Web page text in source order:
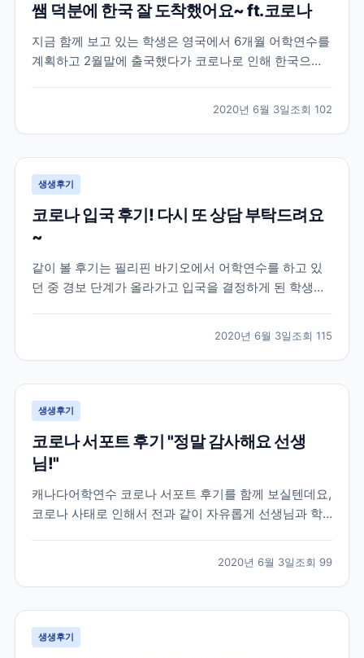
쌤 덕분에 한국 잘 도착했어요~ ft.코로나
지금 함께 보고 있는 학생은 영국에서 6개월 어학연수를
계획하고 2월말에 출국했다가 코로나로 인해 한국으로
으로 아무래도 시기가 시기인지라 돌아오는 항공편을 구
하기 어렵다보니 브레이크에듀 쌤에게 항공권에 대한 조
언과...
2020년 6월 3일조회 102
생생후기
코로나 입국 후기! 다시 또 상담 부탁드려요
~
같이 볼 후기는 필리핀 바기오에서 어학연수를 하고 있
던 중 경보 단계가 올라가고 입국을 결정하게 된 학생과
이 한국으로 귀국하기 위해 이용해야 하는 상황인데도
공항까지 이동조차 어려워 지던 상황이라 상황이 매우
급...
2020년 6월 3일조회 115
생생후기
코로나 서포트 후기 "정말 감사해요 선생
님!"
캐나다어학연수 코로나 서포트 후기를 함께 보실텐데요,
코로나 사태로 인해서 전과 같이 자유롭게 선생님과 학
을 위해 선생님과 학생들이 화상으로 수업하는 온라인
강의로 대체되었는데요. 학원 직원분들도 우리나라와 같
이 재택근...
2020년 6월 3일조회 99
생생후기